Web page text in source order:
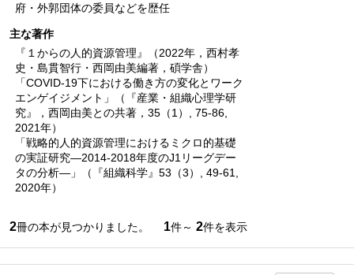
府・外郭団体の委員などを歴任
主な著作
『１からの人的資源管理』（2022年，西村孝
史・島貫智行・西岡由美編著，碩学舎）
「COVID-19下における働き方の変化とワーク
エンゲイジメント」（『産業・組織心理学研
究』，西岡由美との共著，35（1）, 75-86,
2021年）
「戦略的人的資源管理におけるミクロ的基礎
の実証研究―2014-2018年度のJ1リーグデー
タの分析―」（『組織科学』53（3）, 49-61,
2020年）
2冊の本が見つかりました。 1件～ 2件を表示